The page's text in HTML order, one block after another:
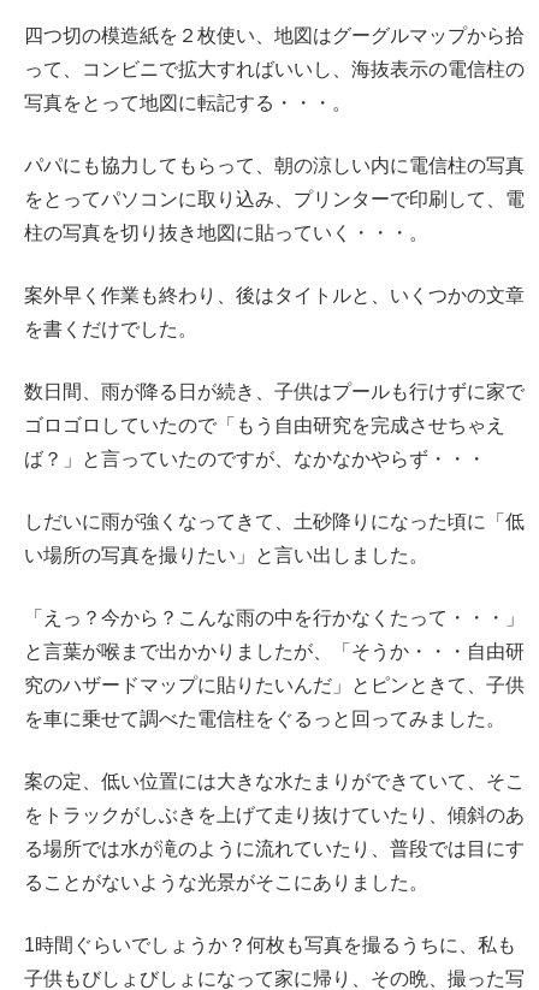
四つ切の模造紙を２枚使い、地図はグーグルマップから拾
って、コンビニで拡大すればいいし、海抜表示の電信柱の
写真をとって地図に転記する・・・。
パパにも協力してもらって、朝の涼しい内に電信柱の写真
をとってパソコンに取り込み、プリンターで印刷して、電
柱の写真を切り抜き地図に貼っていく・・・。
案外早く作業も終わり、後はタイトルと、いくつかの文章
を書くだけでした。
数日間、雨が降る日が続き、子供はプールも行けずに家で
ゴロゴロしていたので「もう自由研究を完成させちゃえ
ば？」と言っていたのですが、なかなかやらず・・・
しだいに雨が強くなってきて、土砂降りになった頃に「低
い場所の写真を撮りたい」と言い出しました。
「えっ？今から？こんな雨の中を行かなくたって・・・」
と言葉が喉まで出かかりましたが、「そうか・・・自由研
究のハザードマップに貼りたいんだ」とピンときて、子供
を車に乗せて調べた電信柱をぐるっと回ってみました。
案の定、低い位置には大きな水たまりができていて、そこ
をトラックがしぶきを上げて走り抜けていたり、傾斜のあ
る場所では水が滝のように流れていたり、普段では目にす
ることがないような光景がそこにありました。
1時間ぐらいでしょうか？何枚も写真を撮るうちに、私も
子供もびしょびしょになって家に帰り、その晩、撮った写